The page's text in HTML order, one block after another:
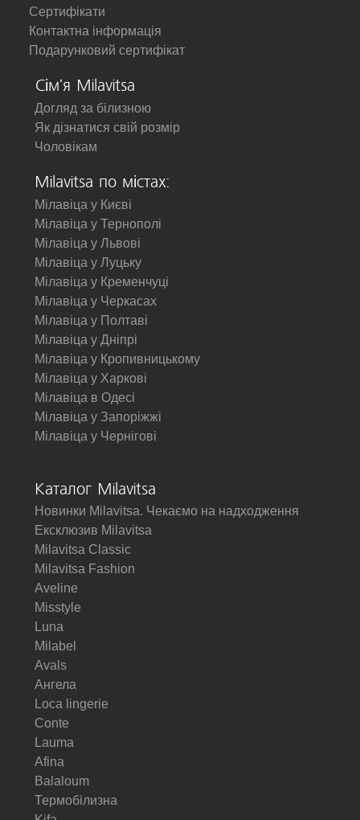
Сертифікати
Контактна інформація
Подарунковий сертифікат
Сім'я Milavitsa
Догляд за білизною
Як дізнатися свій розмір
Чоловікам
Milavitsa по містах:
Мілавіца у Києві
Мілавіца у Тернополі
Мілавіца у Львові
Мілавіца у Луцьку
Мілавіца у Кременчуці
Мілавіца у Черкасах
Мілавіца у Полтаві
Мілавіца у Дніпрі
Мілавіца у Кропивницькому
Мілавіца у Харкові
Мілавіца в Одесі
Мілавіца у Запоріжжі
Мілавіца у Чернігові
Каталог Milavitsa
Новинки Milavitsa. Чекаємо на надходження
Ексклюзив Milavitsa
Milavitsa Classic
Milavitsa Fashion
Aveline
Misstyle
Luna
Milabel
Avals
Ангела
Loca lingerie
Conte
Lauma
Afina
Balaloum
Термобілизна